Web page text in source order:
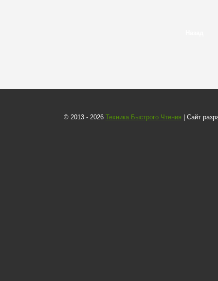
© 2013 - 2026 Техника Быстрого Чтения | Сайт